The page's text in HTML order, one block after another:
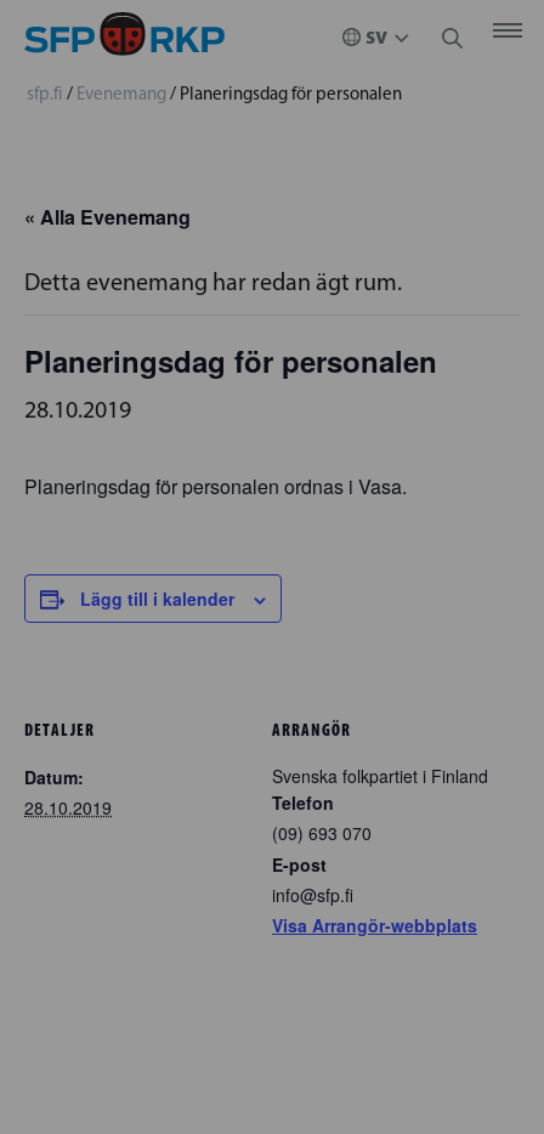
sfp.fi / Evenemang / Planeringsdag för personalen
« Alla Evenemang
Detta evenemang har redan ägt rum.
Planeringsdag för personalen
28.10.2019
Planeringsdag för personalen ordnas i Vasa.
Lägg till i kalender
DETALJER
Datum:
28.10.2019
ARRANGÖR
Svenska folkpartiet i Finland
Telefon
(09) 693 070
E-post
info@sfp.fi
Visa Arrangör-webbplats